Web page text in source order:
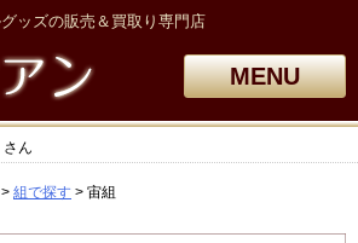
ッズの販売＆買取り専門店
MENU
さん
組で探す 宙組